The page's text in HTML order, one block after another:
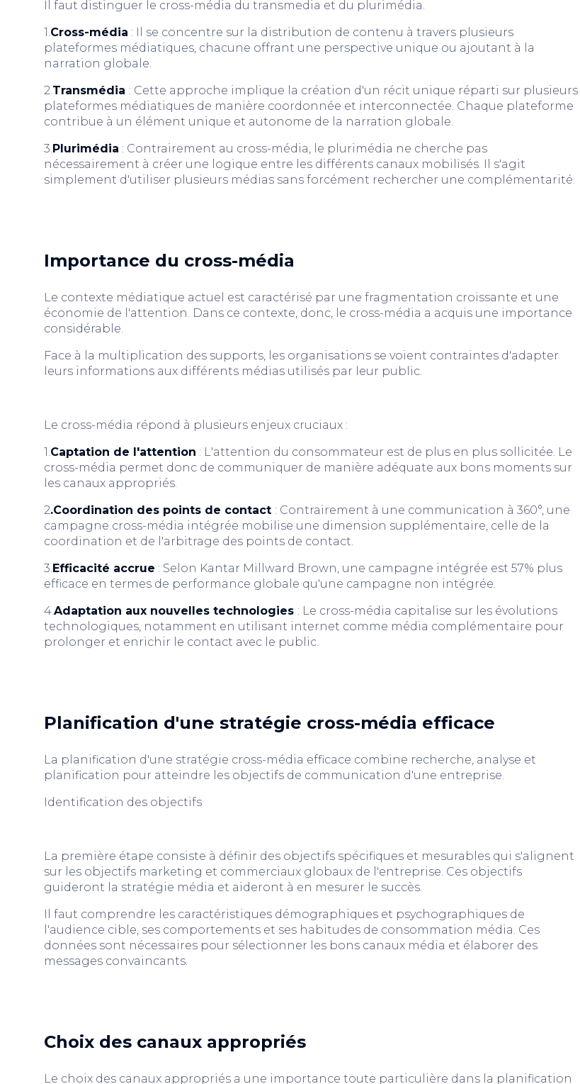
Il faut distinguer le cross-média du transmedia et du plurimédia.
1.Cross-média : Il se concentre sur la distribution de contenu à travers plusieurs
plateformes médiatiques, chacune offrant une perspective unique ou ajoutant à la
narration globale.
2.Transmédia : Cette approche implique la création d'un récit unique réparti sur plusieurs
plateformes médiatiques de manière coordonnée et interconnectée. Chaque plateforme
contribue à un élément unique et autonome de la narration globale.
3.Plurimédia : Contrairement au cross-média, le plurimédia ne cherche pas
nécessairement à créer une logique entre les différents canaux mobilisés. Il s'agit
simplement d'utiliser plusieurs médias sans forcément rechercher une complémentarité.
Importance du cross-média
Le contexte médiatique actuel est caractérisé par une fragmentation croissante et une
économie de l'attention. Dans ce contexte, donc, le cross-média a acquis une importance
considérable.
Face à la multiplication des supports, les organisations se voient contraintes d'adapter
leurs informations aux différents médias utilisés par leur public.
Le cross-média répond à plusieurs enjeux cruciaux :
1.Captation de l'attention : L'attention du consommateur est de plus en plus sollicitée. Le
cross-média permet donc de communiquer de manière adéquate aux bons moments sur
les canaux appropriés.
2.Coordination des points de contact : Contrairement à une communication à 360°, une
campagne cross-média intégrée mobilise une dimension supplémentaire, celle de la
coordination et de l'arbitrage des points de contact.
3.Efficacité accrue : Selon Kantar Millward Brown, une campagne intégrée est 57% plus
efficace en termes de performance globale qu'une campagne non intégrée.
4.Adaptation aux nouvelles technologies : Le cross-média capitalise sur les évolutions
technologiques, notamment en utilisant internet comme média complémentaire pour
prolonger et enrichir le contact avec le public.
Planification d'une stratégie cross-média efficace
La planification d'une stratégie cross-média efficace combine recherche, analyse et
planification pour atteindre les objectifs de communication d'une entreprise.
Identification des objectifs
La première étape consiste à définir des objectifs spécifiques et mesurables qui s'alignent
sur les objectifs marketing et commerciaux globaux de l'entreprise. Ces objectifs
guideront la stratégie média et aideront à en mesurer le succès.
Il faut comprendre les caractéristiques démographiques et psychographiques de
l'audience cible, ses comportements et ses habitudes de consommation média. Ces
données sont nécessaires pour sélectionner les bons canaux média et élaborer des
messages convaincants.
Choix des canaux appropriés
Le choix des canaux appropriés a une importance toute particulière dans la planification